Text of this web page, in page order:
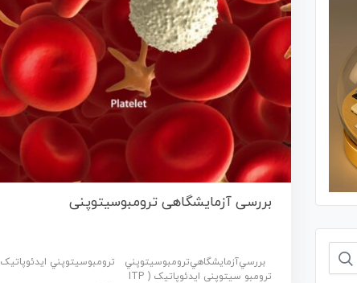
بررسی آزمایشگاهی ترومبوسیتوپنی
بررسي‌آزمايشگاهي‌ترومبوسیتوپني ترومبوسيتوپني ایدئوپاتیک
ترومبو سیتوپنی ایدئوپاتیک ( ITP